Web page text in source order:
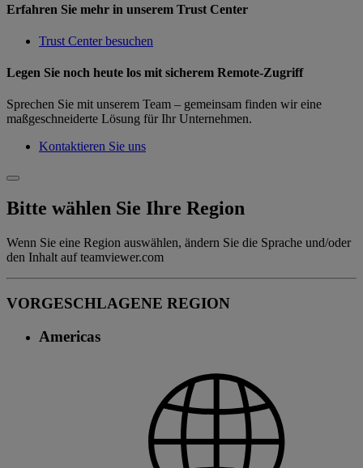
Erfahren Sie mehr in unserem Trust Center
Trust Center besuchen
Legen Sie noch heute los mit sicherem Remote-Zugriff
Sprechen Sie mit unserem Team – gemeinsam finden wir eine
maßgeschneiderte Lösung für Ihr Unternehmen.
Kontaktieren Sie uns
Bitte wählen Sie Ihre Region
Wenn Sie eine Region auswählen, ändern Sie die Sprache und/oder
den Inhalt auf teamviewer.com
VORGESCHLAGENE REGION
Americas